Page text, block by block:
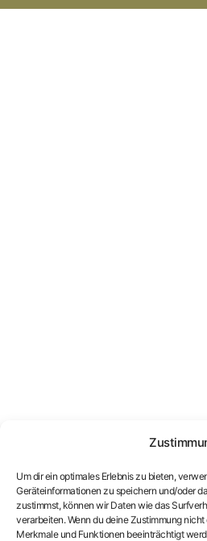
Um dir ein optimales Erlebnis zu bieten,
Geräteinformationen zu speichern und/oder
zustimmst, können wir Daten wie das
verarbeiten. Wenn du deine Zustimmung
Merkmale und Funktionen beeinträchtigt